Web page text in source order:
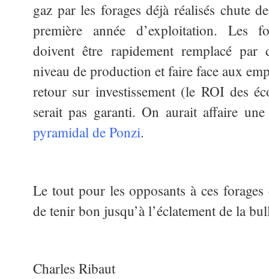
gaz par les forages déjà réalisés chute
première année d’exploitation. Les
doivent être rapidement remplacé par
niveau de production et faire face aux
retour sur investissement (le ROI des
serait pas garanti. On aurait affaire
pyramidal de Ponzi.
Le tout pour les opposants à ces
de tenir bon jusqu’à l’éclatement de la
Charles Ribaut